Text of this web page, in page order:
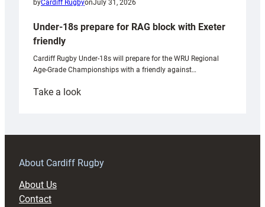
byCardiff RugbyonJuly 31, 2026
Under-18s prepare for RAG block with Exeter
friendly
Cardiff Rugby Under-18s will prepare for the WRU Regional
Age-Grade Championships with a friendly against…
Take a look:
prepare
RAG
About Cardiff Rugby
About Us
Contact